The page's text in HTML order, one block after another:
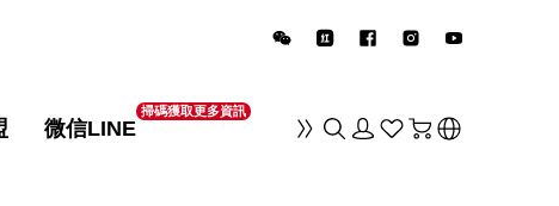
微信LINE
掃碼獲取更多資訊